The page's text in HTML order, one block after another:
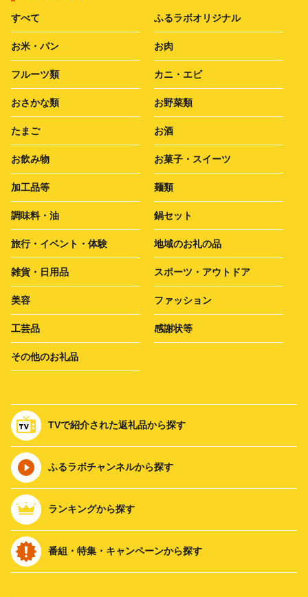
すべて ふるラボオリジナル
お米・パン お肉
フルーツ類 カニ・エビ
おさかな類 お野菜類
たまご お酒
お飲み物 お菓子・スイーツ
加工品等 麺類
調味料・油 鍋セット
旅行・イベント・体験 地域のお礼の品
雑貨・日用品 スポーツ・アウトドア
美容 ファッション
工芸品 感謝状等
その他のお礼品
TVで紹介された返礼品から探す
ふるラボチャンネルから探す
ランキングから探す
番組・特集・キャンペーンから探す